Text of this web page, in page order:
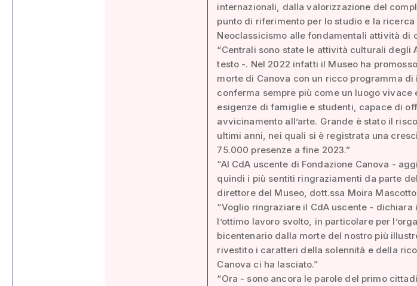
internazionali, dalla valorizzazione del
punto di riferimento per lo studio e la
Neoclassicismo alle fondamentali attività di
“Centrali sono state le attività culturali degli
testo -. Nel 2022 infatti il Museo ha
morte di Canova con un ricco programma di
conferma sempre più come un luogo
esigenze di famiglie e studenti, capace di
avvicinamento all’arte. Grande è stato il
ultimi anni, nei quali si è registrata una
75.000 presenze a fine 2023.”
“Al CdA uscente di Fondazione Canova -
quindi i più sentiti ringraziamenti da parte
direttore del Museo, dott.ssa Moira
“Voglio ringraziare il CdA uscente -
l’ottimo lavoro svolto, in particolare per
bicentenario dalla morte del nostro più
rivestito i caratteri della solennità e della
Canova ci ha lasciato.”
“Ora - sono ancora le parole del primo